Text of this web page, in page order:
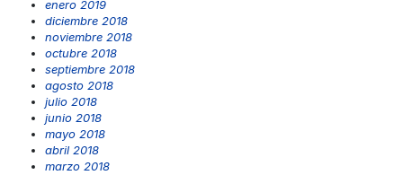
enero 2019
diciembre 2018
noviembre 2018
octubre 2018
septiembre 2018
agosto 2018
julio 2018
junio 2018
mayo 2018
abril 2018
marzo 2018